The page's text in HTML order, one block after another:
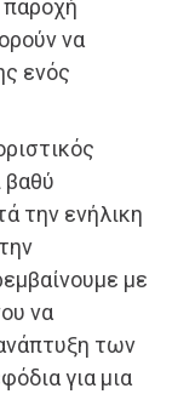
παροχή
να
ενός
βαθύ
την ενήλικη
με
να
των
για μια